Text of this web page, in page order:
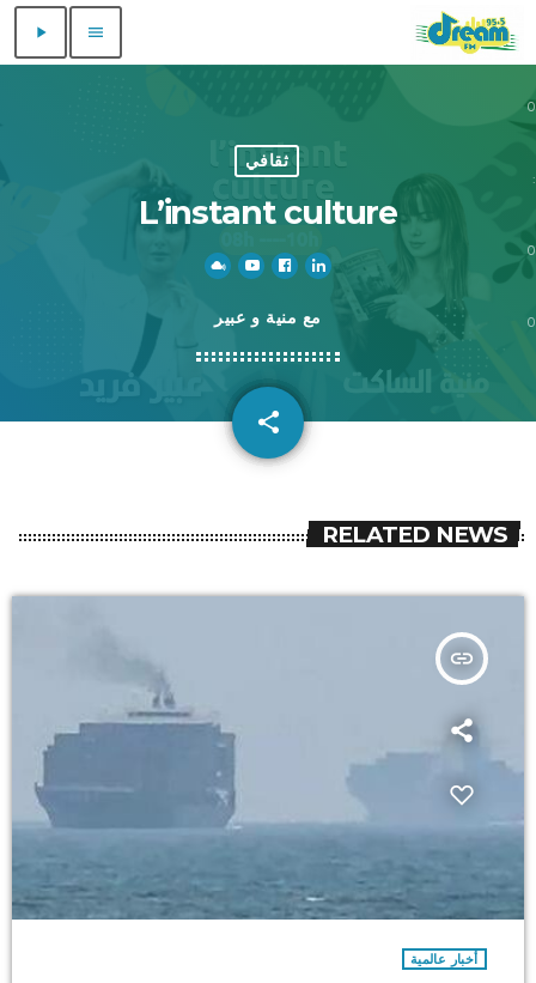
0
:
0
0
menu
play_arrow
ثقافي
L’instant culture
مع منية و عبير
share
email
RELATED NEWS
insert_link
أخبار عالمية